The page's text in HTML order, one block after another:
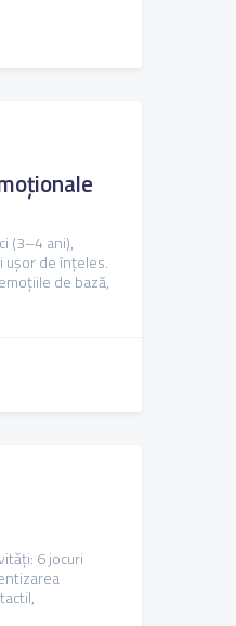
(3–4 ani),
de înțeles.
de bază,
6 jocuri